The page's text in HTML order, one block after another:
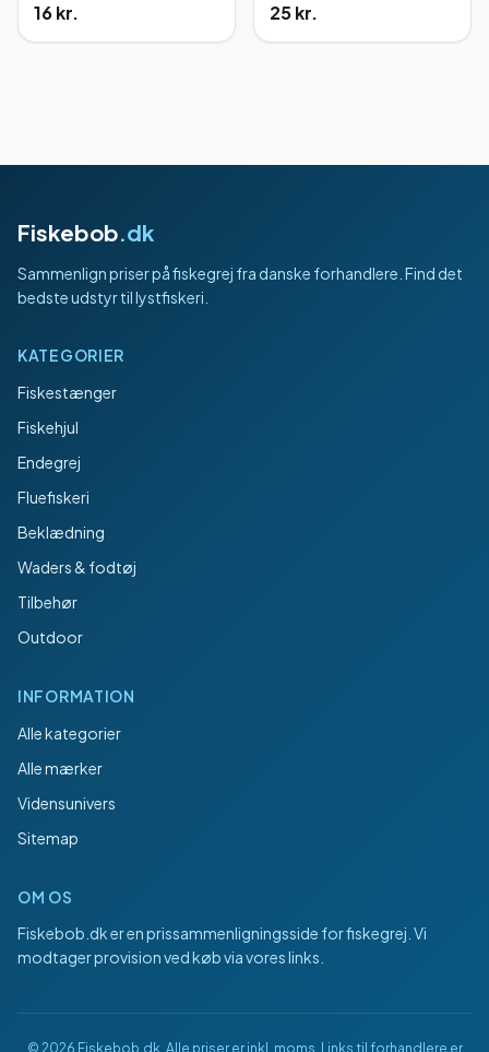
16 kr. 25 kr.
Fiskebob.dk
Sammenlign priser på fiskegrej fra danske forhandlere. Find det
bedste udstyr til lystfiskeri.
KATEGORIER
Fiskestænger
Fiskehjul
Endegrej
Fluefiskeri
Beklædning
Waders & fodtøj
Tilbehør
Outdoor
INFORMATION
Alle kategorier
Alle mærker
Vidensunivers
Sitemap
OM OS
Fiskebob.dker en prissammenligningsside for fiskegrej. Vi
modtager provision ved køb via vores links.
© 2026 Fiskebob.dk . Alle priser er inkl. moms. Links til forhandlere er